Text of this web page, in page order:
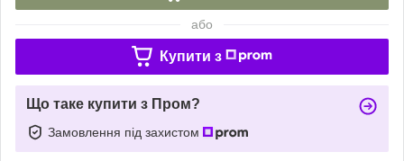
або
Купити з
Що таке купити з Пром?
Замовлення під захистом